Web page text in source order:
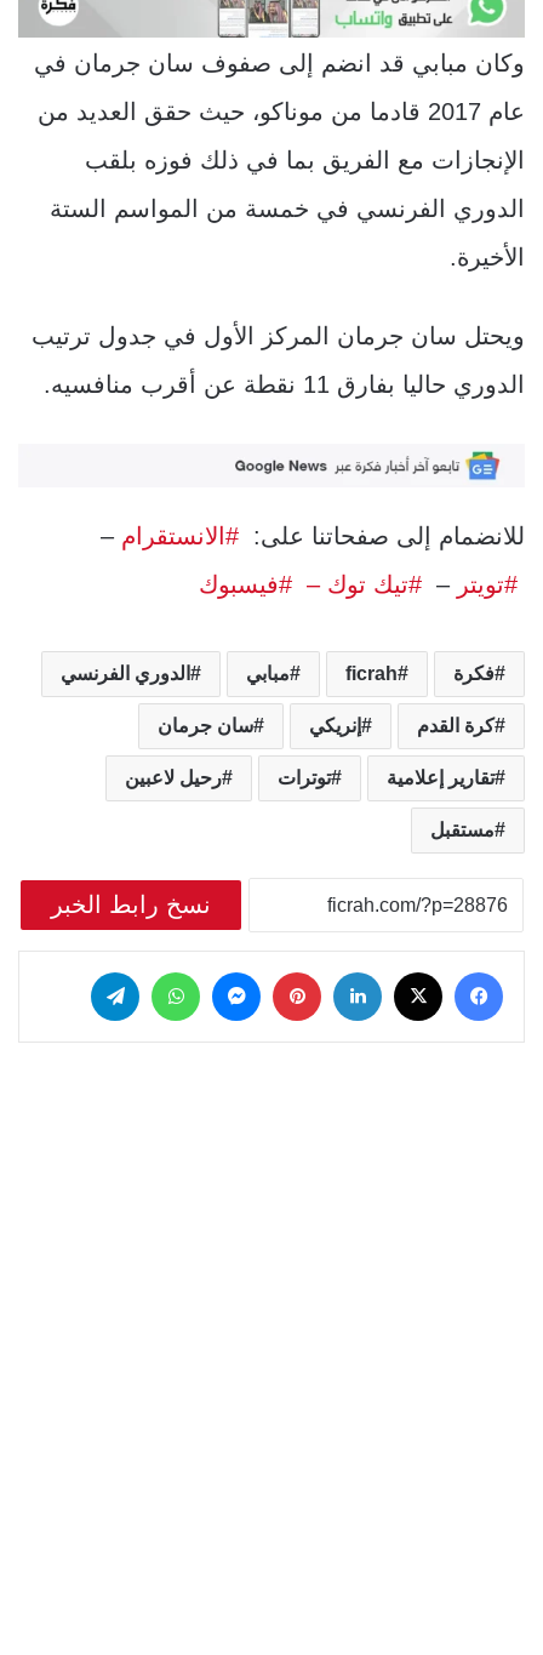
وكان مبابي قد انضم إلى صفوف سان جرمان في
عام 2017 قادما من موناكو، حيث حقق العديد من
الإنجازات مع الفريق بما في ذلك فوزه بلقب
الدوري الفرنسي في خمسة من المواسم الستة
الأخيرة.
ويحتل سان جرمان المركز الأول في جدول ترتيب
الدوري حاليا بفارق 11 نقطة عن أقرب منافسيه.
للانضمام إلى صفحاتنا على: #الانستقرام –
#تويتر – #تيك توك – #فيسبوك
فكرة ficrah مبابي الدوري الفرنسي
كرة القدم إنريكي سان جرمان
تقارير إعلامية توترات رحيل لاعبين
مستقبل
نسخ رابط الخبر
فيسبوك لينكدإن بينتيريست
ماسنجر واتساب